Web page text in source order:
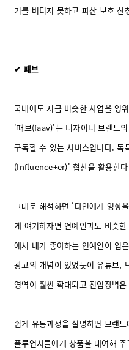
기를 버티지 못하고 파산 보호 신
✔ 패브
국내에도 지금 비슷한 사업을 영
'패브(faav)'는 디자이너 브랜드
구독할 수 있는 서비스입니다. 독
(Influence+er)' 협찬을 활용한다
그대로 해석하면 '타인에게 영향
게 얘기하자면 연예인과도 비슷
에서 내가 좋아하는 연예인이 입
광고의 개념이 있었듯이 유튜브,
영역이 훨씬 확대되고 진입장벽
쉽게 유통과정을 설명하면 브랜
플루언서들에게 상품을 대여해